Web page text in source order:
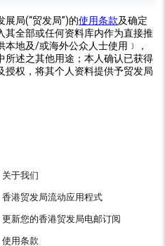
展局(“贸发局”)的使用条款及确定
其全部或任何资料库内作为直接推
地及/或海外公众人士使用﹞，
所述之其他用途；本人确认已获得
授权，将其个人资料提供予贸发局
关于我们
香港贸发局流动应用程式
更新您的香港贸发局电邮订阅
使用条款